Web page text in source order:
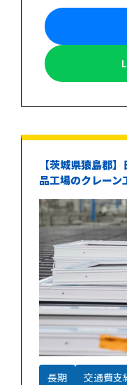
【茨城県猿島郡
品工場のクレー
長期 交通費支